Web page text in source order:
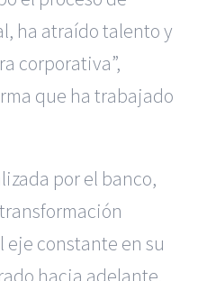
ha atraído talento y
corporativa”,
que ha trabajado
por el banco,
constante en su
hacia adelante.